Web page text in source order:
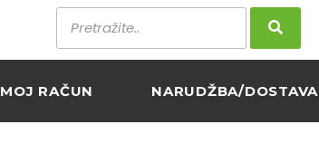
MOJ RAČUN NARUDŽBA/DOSTAVA